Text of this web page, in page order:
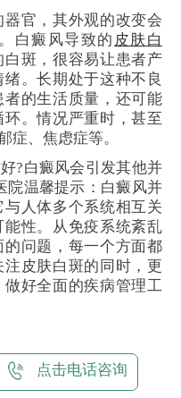
官，其外观的改变会
白癜风导致的 皮肤白
白斑，很容易让患者产
。长期处于这种不良
的生活质量，还可能
。情况严重时，甚至
症、焦虑症等。
白癜风会引发其他并
院温馨提示：白癜风并
人体多个系统相互关
性。从免疫系统紊乱
问题，每一个方面都
皮肤白斑的同时，更
好全面的疾病管理工
点击电话咨询